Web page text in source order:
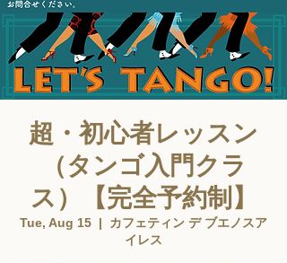
超・初心者レッスン
（タンゴ入門クラ
ス）【完全予約制】
Tue, Aug 15
  |
カフェティン デ ブエノスア
イレス